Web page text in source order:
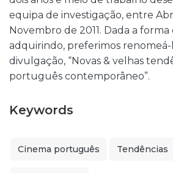
equipa de investigação, entre
Novembro de 2011. Dada a
adquirindo, preferimos renomeá-
divulgação, “Novas & velhas
português contemporâneo”.
Keywords
Cinema português Tendências